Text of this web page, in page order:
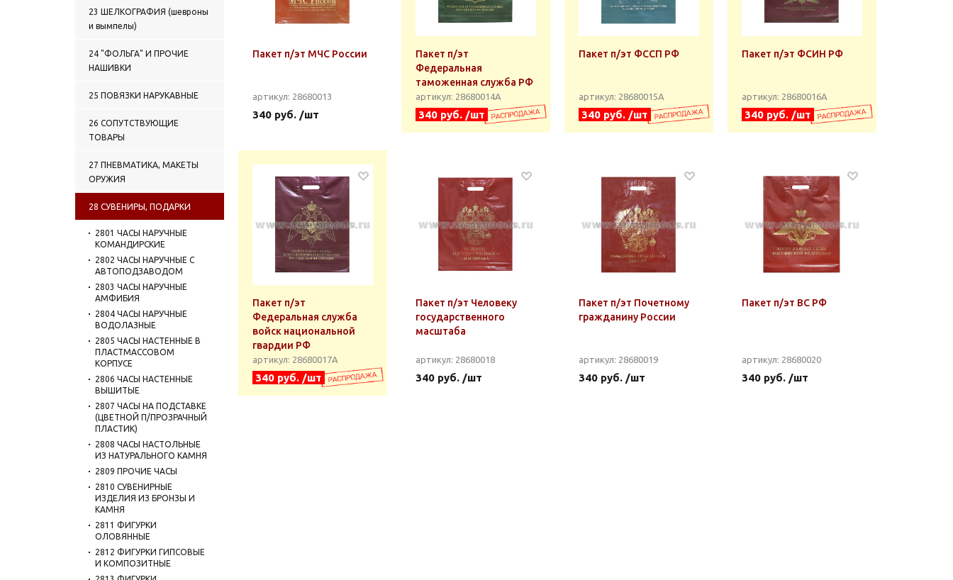
23 ШЕЛКОГРАФИЯ (шевроны
и вымпелы)
24 "ФОЛЬГА" И ПРОЧИЕ
НАШИВКИ
25 ПОВЯЗКИ НАРУКАВНЫЕ
26 СОПУТСТВУЮЩИЕ
ТОВАРЫ
27 ПНЕВМАТИКА, МАКЕТЫ
ОРУЖИЯ
28 СУВЕНИРЫ, ПОДАРКИ
2801 ЧАСЫ НАРУЧНЫЕ
КОМАНДИРСКИЕ
2802 ЧАСЫ НАРУЧНЫЕ С
АВТОПОДЗАВОДОМ
2803 ЧАСЫ НАРУЧНЫЕ
АМФИБИЯ
2804 ЧАСЫ НАРУЧНЫЕ
ВОДОЛАЗНЫЕ
2805 ЧАСЫ НАСТЕННЫЕ В
ПЛАСТМАССОВОМ
КОРПУСЕ
2806 ЧАСЫ НАСТЕННЫЕ
ВЫШИТЫЕ
2807 ЧАСЫ НА ПОДСТАВКЕ
(ЦВЕТНОЙ П/ПРОЗРАЧНЫЙ
ПЛАСТИК)
2808 ЧАСЫ НАСТОЛЬНЫЕ
ИЗ НАТУРАЛЬНОГО КАМНЯ
2809 ПРОЧИЕ ЧАСЫ
2810 СУВЕНИРНЫЕ
ИЗДЕЛИЯ ИЗ БРОНЗЫ И
КАМНЯ
2811 ФИГУРКИ
ОЛОВЯННЫЕ
2812 ФИГУРКИ ГИПСОВЫЕ
И КОМПОЗИТНЫЕ
Пакет п/эт МЧС России
артикул: 28680013
340 руб. /шт
Пакет п/эт
Федеральная
таможенная служба РФ
артикул: 28680014А
340 руб. /шт
Пакет п/эт ФССП РФ
артикул: 28680015А
340 руб. /шт
Пакет п/эт ФСИН РФ
артикул: 28680016А
340 руб. /шт
Пакет п/эт
Федеральная служба
войск национальной
гвардии РФ
артикул: 28680017А
340 руб. /шт
Пакет п/эт Человеку
государственного
масштаба
артикул: 28680018
340 руб. /шт
Пакет п/эт Почетному
гражданину России
артикул: 28680019
340 руб. /шт
Пакет п/эт ВС РФ
артикул: 28680020
340 руб. /шт